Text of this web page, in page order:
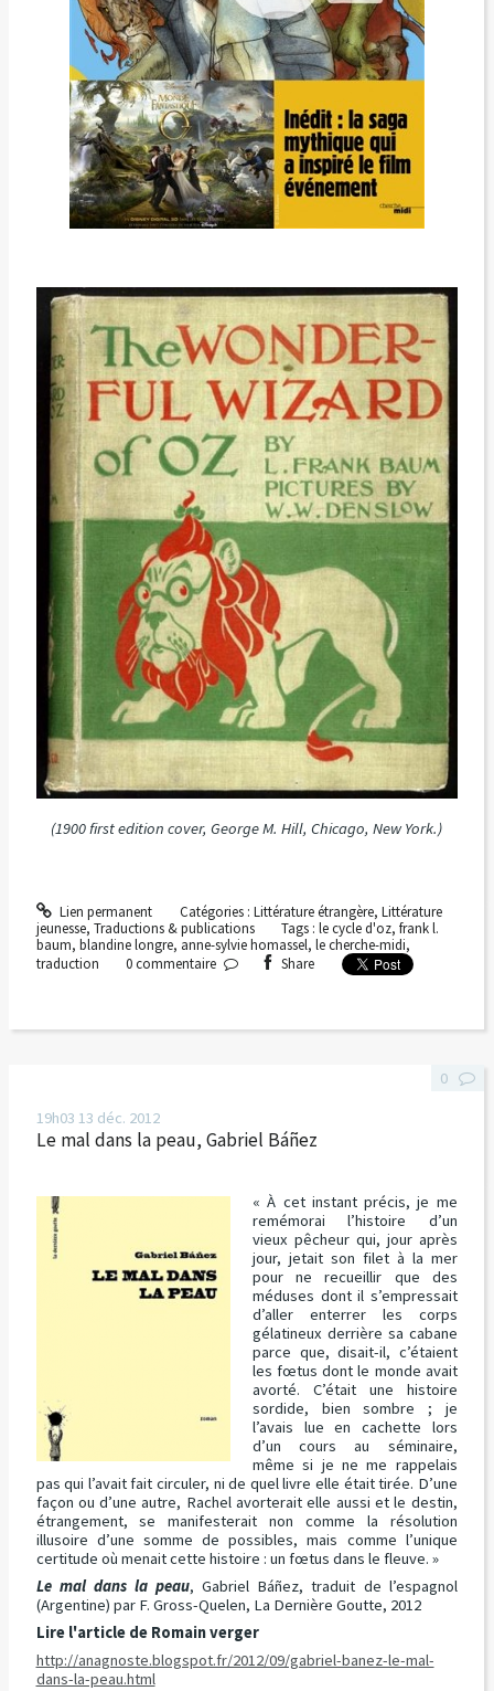
(1900 first edition cover, George M. Hill, Chicago, New York.)
Lien permanent Catégories : Littérature étrangère, Littérature
jeunesse, Traductions & publications Tags :le cycle d'oz,frank l.
baum, blandine longre, anne-sylvie homassel, le cherche-midi,
traduction
0commentaire Share
19h03 13 déc. 2012
Le mal dans la peau, Gabriel Báñez
« À cet instant précis, je me
remémorai l’histoire d’un
vieux pêcheur qui, jour après
jour, jetait son filet à la mer
pour ne recueillir que des
méduses dont il s’empressait
d’aller enterrer les corps
gélatineux derrière sa cabane
parce que, disait-il, c’étaient
les fœtus dont le monde avait
avorté. C’était une histoire
sordide, bien sombre ; je
l’avais lue en cachette lors
d’un cours au séminaire,
même si je ne me rappelais
pas qui l’avait fait circuler, ni de quel livre elle était tirée. D’une
façon ou d’une autre, Rachel avorterait elle aussi et le destin,
étrangement, se manifesterait non comme la résolution
illusoire d’une somme de possibles, mais comme l’unique
certitude où menait cette histoire : un fœtus dans le fleuve. »
Le mal dans la peau, Gabriel Báñez, traduit de l’espagnol
(Argentine) par F. Gross-Quelen, La Dernière Goutte, 2012
Lire l'article de Romain verger
http://anagnoste.blogspot.fr/2012/09/gabriel-banez-le-mal-
dans-la-peau.html
0